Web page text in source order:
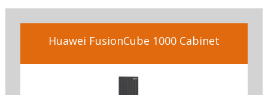
Huawei FusionCube 1000 Cabinet